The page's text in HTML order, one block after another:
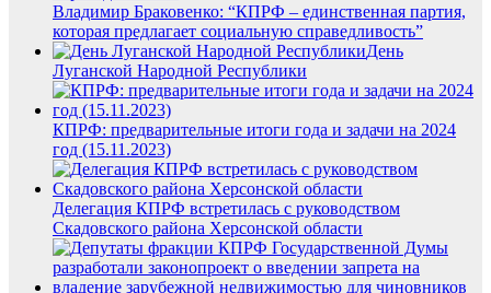
Владимир Браковенко: “КПРФ – единственная партия,
которая предлагает социальную справедливость”
День
Луганской Народной Республики
КПРФ: предварительные итоги года и задачи на 2024
год (15.11.2023)
Делегация КПРФ встретилась с руководством
Скадовского района Херсонской области